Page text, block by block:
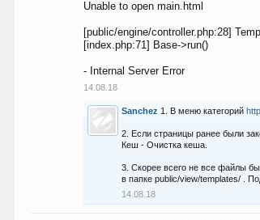
Unable to open main.html
[public/engine/controller.php:28]
[index.php:71] Base->run()
- Internal Server Error
14.08.18
Sanchez 1. В меню категорий
2. Если страницы ранее были
Кеш - Очистка кеша.
3. Скорее всего не все файлы
в папке public/view/templates/ .
14.08.18